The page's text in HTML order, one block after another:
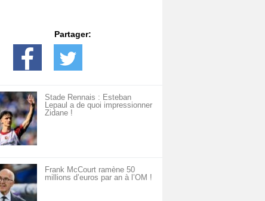
Partager:
Stade Rennais : Esteban
Lepaul a de quoi impressionner
Zidane !
Frank McCourt ramène 50
millions d’euros par an à l’OM !